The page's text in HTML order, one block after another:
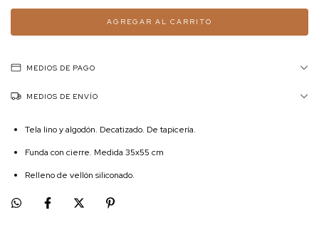
MEDIOS DE PAGO
MEDIOS DE ENVÍO
Tela lino y algodón. Decatizado. De tapicería.
Funda con cierre. Medida 35x55 cm
Relleno de vellón siliconado.